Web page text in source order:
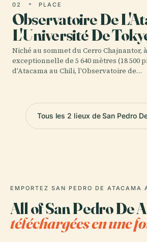
02 PLACE
Observatoire De
L'Université De
Niché au sommet du Cerro Chajnantor,
exceptionnelle de 5 640 mètres (18 500
d'Atacama au Chili, l'Observatoire de…
Tous les 2 lieux de San Pedro
EMPORTEZ SAN PEDRO DE ATACAMA
All of San Pedro De
téléchargées en une